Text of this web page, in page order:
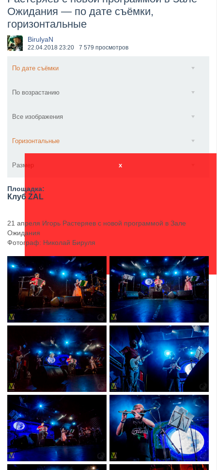
​Anthrax выпустили новый сингл и клип «Everybod...
Ожидания — по дате съёмки,
горизонтальные
BirulyaN
22.04.2018 23:20 7 579 просмотров
По дате съёмки
По возрастанию
Все изображения
Горизонтальные
Размер x
Площадка:
Клуб ZAL
21 апреля Игорь Растеряев с новой программой в Зале
Ожидания
Фотограф: Николай Бируля